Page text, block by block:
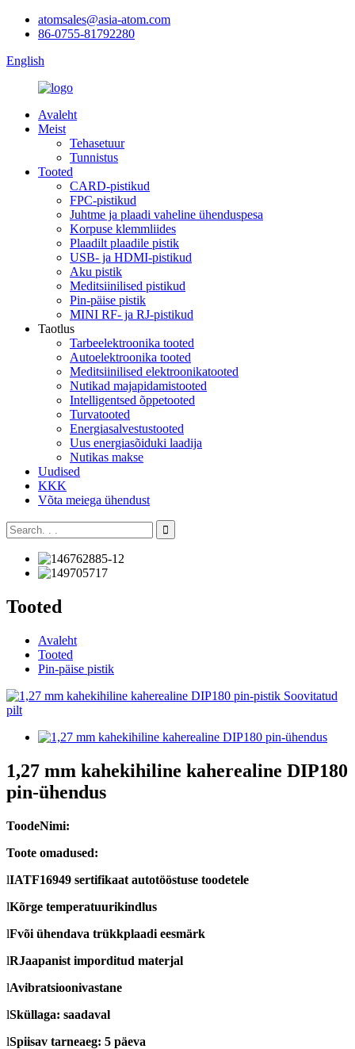
atomsales@asia-atom.com
86-0755-81792280
English
Avaleht
Meist
Tehasetuur
Tunnistus
Tooted
CARD-pistikud
FPC-pistikud
Juhtme ja plaadi vaheline ühenduspesa
Korpuse klemmliides
Plaadilt plaadile pistik
USB- ja HDMI-pistikud
Aku pistik
Meditsiinilised pistikud
Pin-päise pistik
MINI RF- ja RJ-pistikud
Taotlus
Tarbeelektroonika tooted
Autoelektroonika tooted
Meditsiinilised elektroonikatooted
Nutikad majapidamistooted
Intelligentsed õppetooted
Turvatooted
Energiasalvestustooted
Uus energiasõiduki laadija
Nutikas makse
Uudised
KKK
Võta meiega ühendust
Tooted
Avaleht
Tooted
Pin-päise pistik
1,27 mm kahekihiline kaherealine DIP180
pin-ühendus
ToodeNimi:
Toote omadused:
lIATF16949 sertifikaat autotööstuse toodetele
lKõrge temperatuurikindlus
lFvõi ühendava trükkplaadi eesmärk
lRJaapanist imporditud materjal
lAvibratsioonivastane
lSküllaga: saadaval
lSpiisav tarneaeg: 5 päeva